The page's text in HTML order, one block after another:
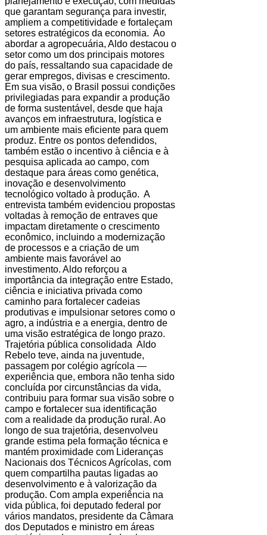
que garantam segurança para investir,
ampliem a competitividade e fortaleçam
setores estratégicos da economia. Ao
abordar a agropecuária, Aldo destacou o
setor como um dos principais motores
do país, ressaltando sua capacidade de
gerar empregos, divisas e crescimento.
Em sua visão, o Brasil possui condições
privilegiadas para expandir a produção
de forma sustentável, desde que haja
avanços em infraestrutura, logística e
um ambiente mais eficiente para quem
produz. Entre os pontos defendidos,
também estão o incentivo à ciência e à
pesquisa aplicada ao campo, com
destaque para áreas como genética,
inovação e desenvolvimento
tecnológico voltado à produção. A
entrevista também evidenciou propostas
voltadas à remoção de entraves que
impactam diretamente o crescimento
econômico, incluindo a modernização
de processos e a criação de um
ambiente mais favorável ao
investimento. Aldo reforçou a
importância da integração entre Estado,
ciência e iniciativa privada como
caminho para fortalecer cadeias
produtivas e impulsionar setores como o
agro, a indústria e a energia, dentro de
uma visão estratégica de longo prazo.
Trajetória pública consolidada Aldo
Rebelo teve, ainda na juventude,
passagem por colégio agrícola —
experiência que, embora não tenha sido
concluída por circunstâncias da vida,
contribuiu para formar sua visão sobre o
campo e fortalecer sua identificação
com a realidade da produção rural. Ao
longo de sua trajetória, desenvolveu
grande estima pela formação técnica e
mantém proximidade com Lideranças
Nacionais dos Técnicos Agrícolas, com
quem compartilha pautas ligadas ao
desenvolvimento e à valorização da
produção. Com ampla experiência na
vida pública, foi deputado federal por
vários mandatos, presidente da Câmara
dos Deputados e ministro em áreas